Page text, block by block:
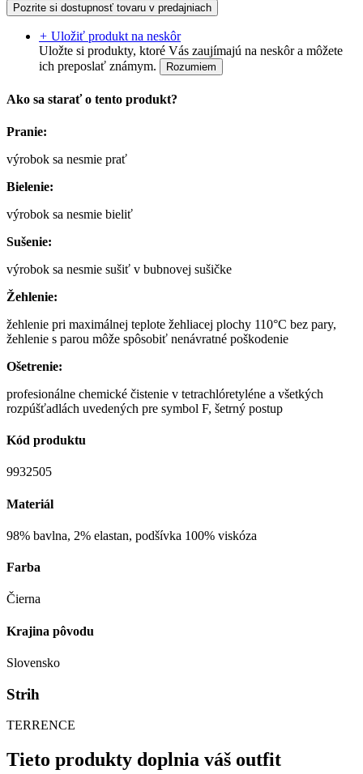
Pozrite si dostupnosť tovaru v predajniach
+ Uložiť produkt na neskôr
Uložte si produkty, ktoré Vás zaujímajú na neskôr a môžete
ich preposlať známym.
Rozumiem
Ako sa starať o tento produkt?
Pranie:
výrobok sa nesmie prať
Bielenie:
výrobok sa nesmie bieliť
Sušenie:
výrobok sa nesmie sušiť v bubnovej sušičke
Žehlenie:
žehlenie pri maximálnej teplote žehliacej plochy 110°C bez pary,
žehlenie s parou môže spôsobiť nenávratné poškodenie
Ošetrenie:
profesionálne chemické čistenie v tetrachlóretyléne a všetkých
rozpúšťadlách uvedených pre symbol F, šetrný postup
Kód produktu
9932505
Materiál
98% bavlna, 2% elastan, podšívka 100% viskóza
Farba
Čierna
Krajina pôvodu
Slovensko
Strih
TERRENCE
Tieto produkty doplnia váš outfit